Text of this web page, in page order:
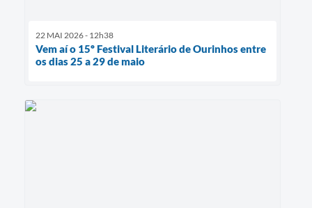
22 MAI 2026 - 12h38
Vem aí o 15º Festival Literário de Ourinhos entre
os dias 25 a 29 de maio